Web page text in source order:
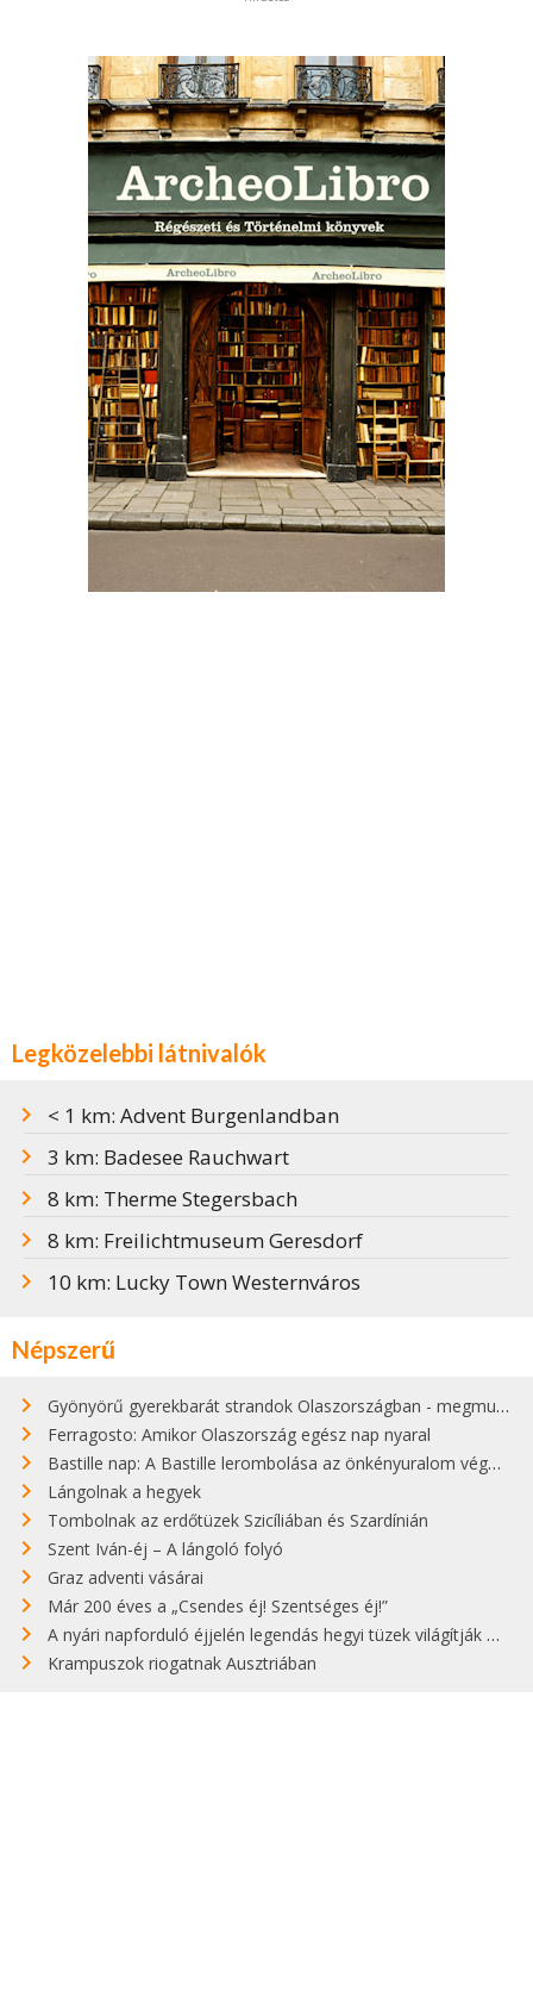
Legközelebbi látnivalók
< 1 km: Advent Burgenlandban
3 km: Badesee Rauchwart
8 km: Therme Stegersbach
8 km: Freilichtmuseum Geresdorf
10 km: Lucky Town Westernváros
Népszerű
Gyönyörű gyerekbarát strandok Olaszországban - megmutatjuk a 15 legjobbat
Ferragosto: Amikor Olaszország egész nap nyaral
Bastille nap: A Bastille lerombolása az önkényuralom végét jelentette
Lángolnak a hegyek
Tombolnak az erdőtüzek Szicíliában és Szardínián
Szent Iván-éj – A lángoló folyó
Graz adventi vásárai
Már 200 éves a „Csendes éj! Szentséges éj!”
A nyári napforduló éjjelén legendás hegyi tüzek világítják meg Zugspitzét
Krampuszok riogatnak Ausztriában